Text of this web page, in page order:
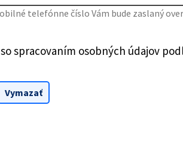
telefónne číslo Vám bude zaslaný
spracovaním osobných údajov